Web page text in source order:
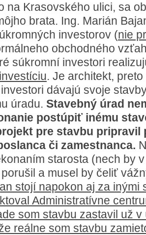
na Krasovského ulici, sa
brata. Ing. Marián
investorov (nie
obchodného
súkromní investori
. Je architekt,
dávajú svoje
úradu. Stavebný úrad
postúpiť inému
pre stavbu pripravil
či zamestnanca.
starosta (nech by
a musel by čeliť
stojí napokon aj za inými
Administratívne
som stavbu zastavil už
reálne som stavbu